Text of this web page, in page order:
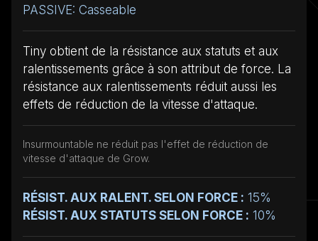
PASSIVE: Casseable
Tiny obtient de la résistance aux statuts et aux
ralentissements grâce à son attribut de force. La
résistance aux ralentissements réduit aussi les
effets de réduction de la vitesse d'attaque.
Insurmountable ne réduit pas l'effet de réduction de
vitesse d'attaque de Grow.
RÉSIST. AUX RALENT. SELON FORCE : 15%
RÉSIST. AUX STATUTS SELON FORCE : 10%